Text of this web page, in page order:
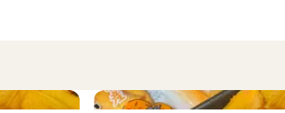
収穫したその日のうちに、1本ずつ鮮度保